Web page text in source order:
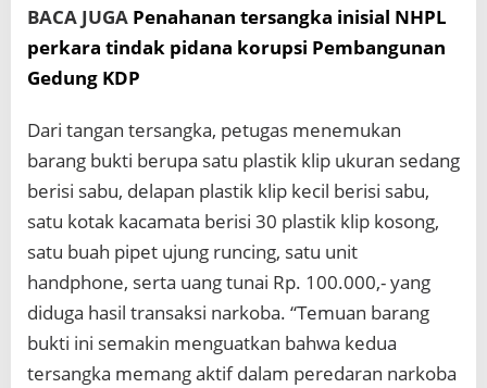
BACA JUGA Penahanan tersangka inisial NHPL
perkara tindak pidana korupsi Pembangunan
Gedung KDP
Dari tangan tersangka, petugas menemukan
barang bukti berupa satu plastik klip ukuran sedang
berisi sabu, delapan plastik klip kecil berisi sabu,
satu kotak kacamata berisi 30 plastik klip kosong,
satu buah pipet ujung runcing, satu unit
handphone, serta uang tunai Rp. 100.000,- yang
diduga hasil transaksi narkoba. “Temuan barang
bukti ini semakin menguatkan bahwa kedua
tersangka memang aktif dalam peredaran narkoba